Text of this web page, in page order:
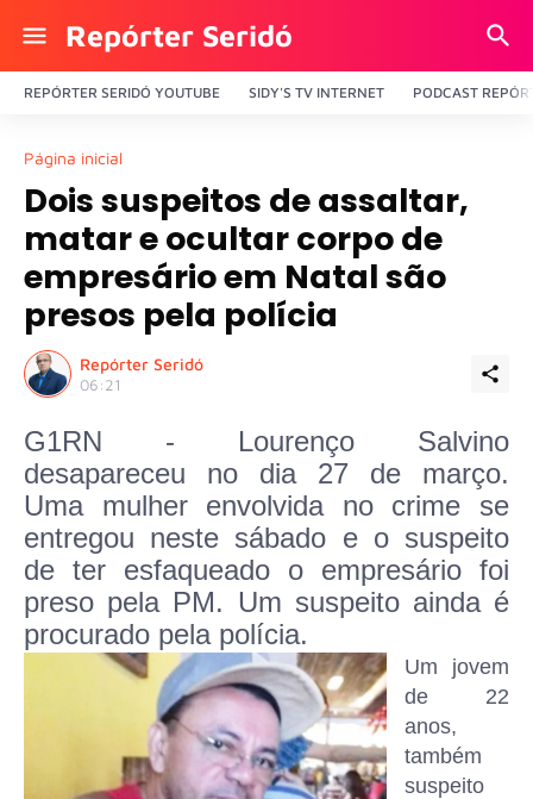
Repórter Seridó
REPÓRTER SERIDÓ YOUTUBE SIDY'S TV INTERNET PODCAST
Página inicial
Dois suspeitos de assaltar,
matar e ocultar corpo de
empresário em Natal são
presos pela polícia
Repórter Seridó
06:21
G1RN - Lourenço Salvino
desapareceu no dia 27 de março.
Uma mulher envolvida no crime se
entregou neste sábado e o suspeito
de ter esfaqueado o empresário foi
preso pela PM. Um suspeito ainda é
procurado pela polícia.
Um jovem
de 22
anos,
também
suspeito